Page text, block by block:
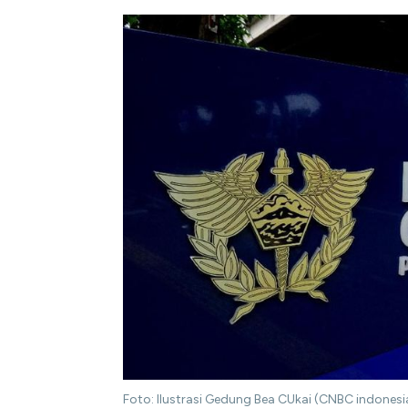
Foto: Ilustrasi Gedung Bea CUkai (CNBC